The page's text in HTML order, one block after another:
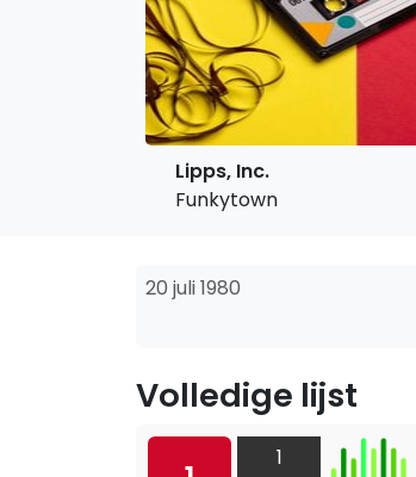
Lipps, Inc.
Funkytown
20 juli 1980
Volledige lijst
1